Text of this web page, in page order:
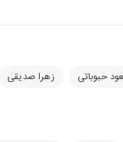
حبوباتی زهرا صدیقی